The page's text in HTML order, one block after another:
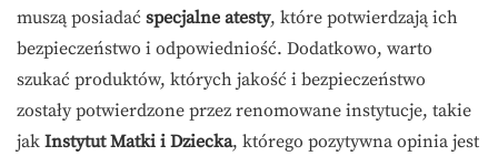
muszą posiadać specjalne atesty, które potwierdzają ich
bezpieczeństwo i odpowiedniość. Dodatkowo, warto
szukać produktów, których jakość i bezpieczeństwo
zostały potwierdzone przez renomowane instytucje, takie
jak Instytut Matki i Dziecka, którego pozytywna opinia jest